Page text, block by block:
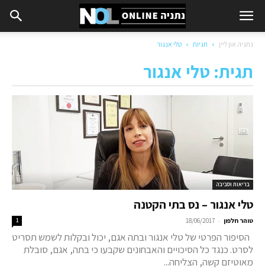
נתניה און ליין תגיות טלי אנגור
תגית: טלי אנגור
בריאות וסביבה
טלי אנגור – נס בתי הקטנה
טוהר חלפון -
18/06/2017
1
הסיפור הפרטי של טלי אנגור ובתה אגם, יכול ובקלות לשמש תסריט
לסרט. כנגד כל הסיכויים והאבחונים שקבעו כי בתה, אגם, סובלת
מאוטיזם קשה, הצליחה...